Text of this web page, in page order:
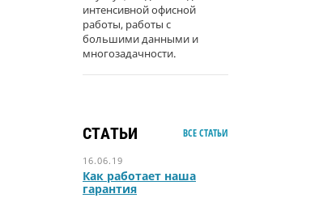
интенсивной офисной
работы, работы с
большими данными и
многозадачности.
СТАТЬИ ВСЕ СТАТЬИ
16.06.19
Как работает наша
гарантия